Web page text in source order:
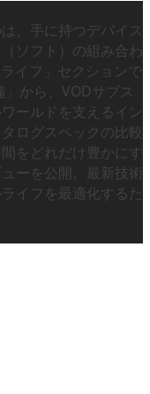
、手に持つデバイス
ソフト）の組み合わ
イフ」セクションで
から、VODサブス
ールドを支えるイン
ログスペックの比較
をどれだけ豊かにす
ーを公開。最新技術
イフを最適化するた